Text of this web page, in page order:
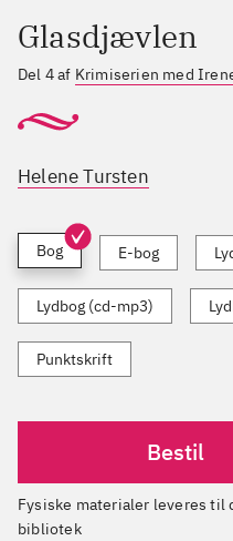
Glasdjævlen
Del 4 af Krimiserien med
Helene Tursten
Bog E-bog
Lydbog (cd-mp3)
Punktskrift
Bestil
Fysiske materialer leveres til dit lokale
bibliotek